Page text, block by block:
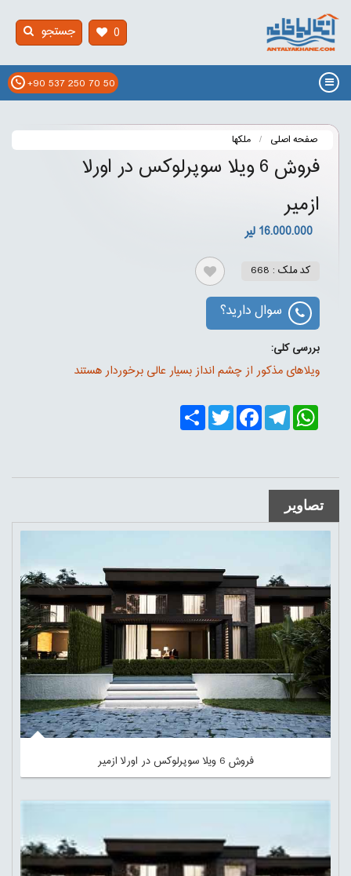
0
+90 537 250 70 50
جستجو
صفحه اصلی ملکها
فروش 6 ویلا سوپرلوکس در اورلا
ازمیر
16.000.000 لیر
کد ملک : 668
سوال دارید؟
بررسی کلی:
ویلاهای مذکور از چشم انداز بسیار عالی برخوردار هستند
ShareTwitter
FacebookTelegramWhatsApp
تصاویر
فروش 6 ویلا سوپرلوکس در اورلا ازمیر